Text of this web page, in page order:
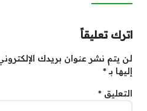
اترك تعليقاً
لن يتم نشر عنوان بريدك
إليها بـ*
التعليق *